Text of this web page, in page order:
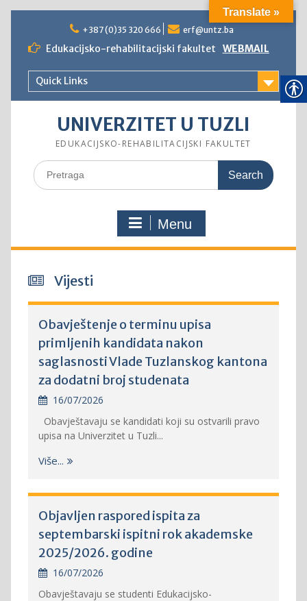
content
+387 (0)35 320 666 erf@untz.ba
Edukacijsko-rehabilitacijski fakultet WEBMAIL
Quick Links
UNIVERZITET U TUZLI
EDUKACIJSKO-REHABILITACIJSKI FAKULTET
Search
for:
Menu
Vijesti
Obavještenje o terminu upisa
primljenih kandidata nakon
saglasnosti Vlade Tuzlanskog kantona
za dodatni broj studenata
16/07/2026
Obavještavaju se kandidati koji su ostvarili pravo
upisa na Univerzitet u Tuzli...
Više...
Objavljen raspored ispita za
septembarski ispitni rok akademske
2025/2026. godine
16/07/2026
Obavještavaju se studenti Edukacijsko-
Translate »